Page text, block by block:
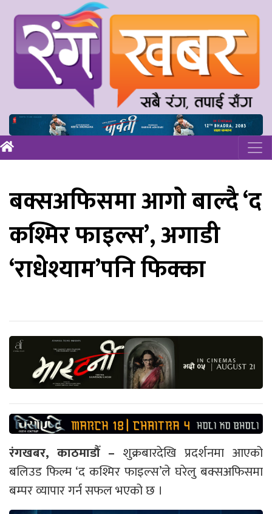
बक्सअफिसमा आगो बाल्दै ‘द
कश्मिर फाइल्स’, अगाडी
‘राधेश्याम’पनि फिक्का
रंगखबर, काठमाडौँ – शुक्रबारदेखि प्रदर्शनमा आएको
बलिउड फिल्म ‘द कश्मिर फाइल्स’ले घरेलु बक्सअफिसमा
बम्पर व्यापार गर्न सफल भएको छ ।